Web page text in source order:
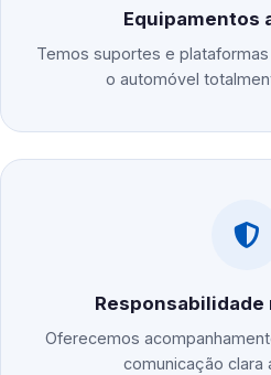
Equipamentos
Temos suportes e
o automóvel
Oferecemos
comunicação clara